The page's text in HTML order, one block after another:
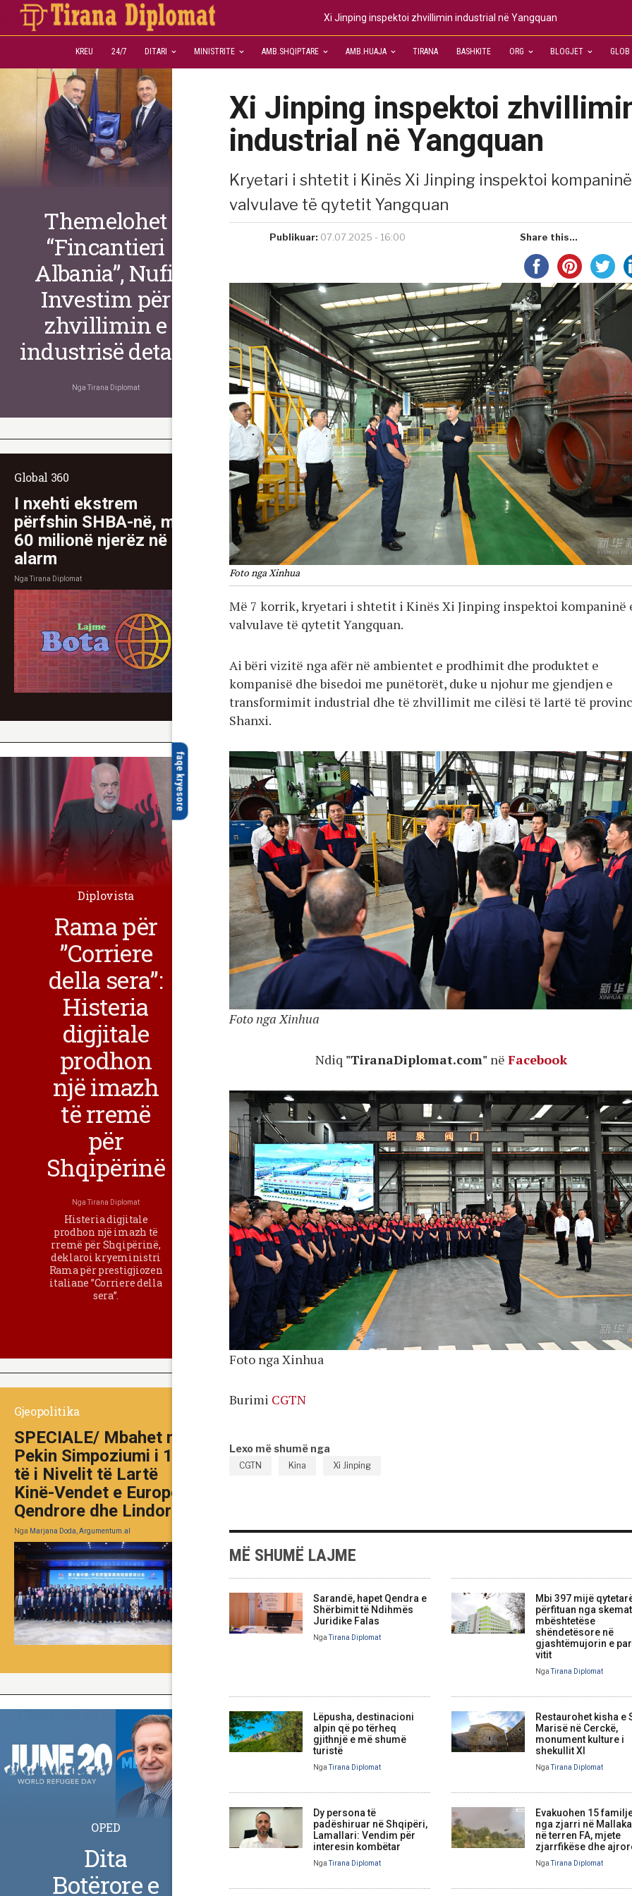
Xi Jinping inspektoi zhvillimin industrial në Yangquan
KREU 24/7 DITARI MINISTRITE AMB.SHQIPTARE AMB.HUAJA TIRANA BASHKITE ORG BLOGJET GLOB
faqe kryesore
Xi Jinping inspektoi
industrial në Yangquan
Kryetari i shtetit i Kinës Xi Jinping inspektoi
valvulave të qytetit Yangquan
Publikuar: 07.07.2025 - 16:00 Share this...
Foto nga Xinhua
Më 7 korrik, kryetari i shtetit i Kinës Xi Jinping inspektoi kompaninë
valvulave të qytetit Yangquan.
Ai bëri vizitë nga afër në ambientet e prodhimit dhe produktet e
kompanisë dhe bisedoi me punëtorët, duke u njohur me gjendjen e
transformimit industrial dhe të zhvillimit me cilësi të lartë të
Shanxi.
Foto nga Xinhua
Ndiq "TiranaDiplomat.com" në Facebook
Foto nga Xinhua
Burimi CGTN
Lexo më shumë nga
CGTN Kina Xi Jinping
MË SHUMË LAJME
Sarandë, hapet Qendra e
Shërbimit të Ndihmës
Juridike Falas
NgaTirana Diplomat
Mbi 397 mijë
përfituan nga skemat
mbështetëse
shëndetësore në
gjashtëmujorin e
vitit
NgaTirana Diplomat
Lëpusha, destinacioni
alpin që po tërheq
gjithnjë e më shumë
turistë
NgaTirana Diplomat
Restaurohet kisha e
Marisë në Cerckë,
monument kulture i
shekullit XI
NgaTirana Diplomat
Dy persona të
padëshiruar në Shqipëri,
Lamallari: Vendim për
interesin kombëtar
NgaTirana Diplomat
Evakuohen 15
nga zjarri në
në terren FA, mjete
zjarrfikëse dhe
NgaTirana Diplomat
Themelohet
“Fincantieri
Albania”, Nufi:
Investim për
zhvillimin e
industrisë detare
Nga Tirana Diplomat
Global 360
I nxehti ekstrem
përfshin SHBA-në, mbi
60 milionë njerëz në
alarm
NgaTirana Diplomat
Diplovista
Rama për
”Corriere
della sera”:
Histeria
digjitale
prodhon
një imazh
të rremë
për
Shqipërinë
NgaTirana Diplomat
Histeria digjitale
prodhon një imazh të
rremë për Shqipërinë,
deklaroi kryeministri
Rama për prestigjiozen
italiane ”Corriere della
sera”.
Gjeopolitika
SPECIALE/ Mbahet në
Pekin Simpoziumi i 10-
të i Nivelit të Lartë
Kinë-Vendet e Europës
Qendrore dhe Lindore
Nga Marjana Doda, Argumentum.al
OPED
Dita
Botërore e